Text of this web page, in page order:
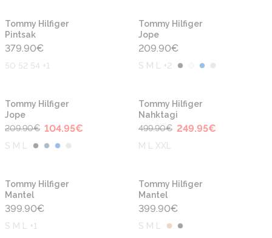
Tommy Hilfiger
Pintsak
379.90€
50 52 54 +1
Tommy Hilfiger
Jope
209.90€
S M L +2
-50%
Tommy Hilfiger
Jope
209.90€ 104.95€
S M L
-50%
Tommy Hilfiger
Nahktagi
499.90€ 249.95€
M L XXL
Tommy Hilfiger
Mantel
399.90€
S M L +1
Tommy Hilfiger
Mantel
399.90€
S M L